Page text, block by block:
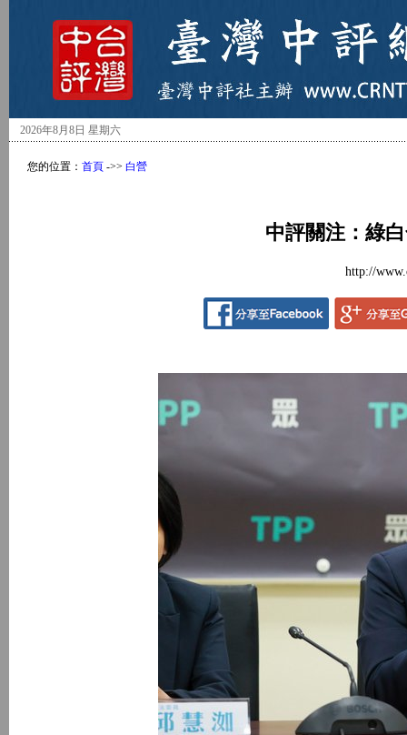
2026年8月8日 星期六
您的位置： 首頁 ->> 白營
中評關注：綠
http://